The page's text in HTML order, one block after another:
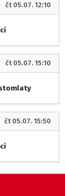
čt 05.07. 12:10
čt 05.07. 15:10
čt 05.07. 15:50